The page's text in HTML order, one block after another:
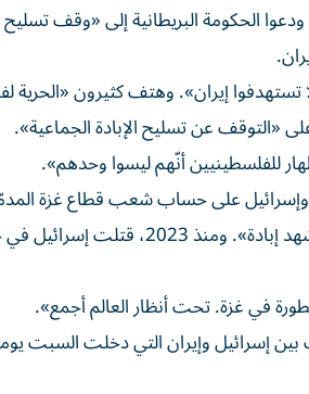
الحكومة البريطانية إلى «وقف تسليح
تستهدفوا إيران». وهتف كثيرون «الحرية
«التوقف عن تسليح الإبادة الجماعية».
على حساب شعب قطاع غزة
سكّانه الجوع بعد أكثر من 20 شهراً من الحرب. وقالت: «هذا هو المكان الذي
إسرائيل وإيران التي دخلت السبت